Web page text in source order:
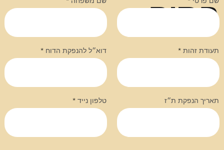
התיק
דוא״ל להנפקת הדוח תעודת זהות
תאריך הנפקת ת״ז טלפון נייד